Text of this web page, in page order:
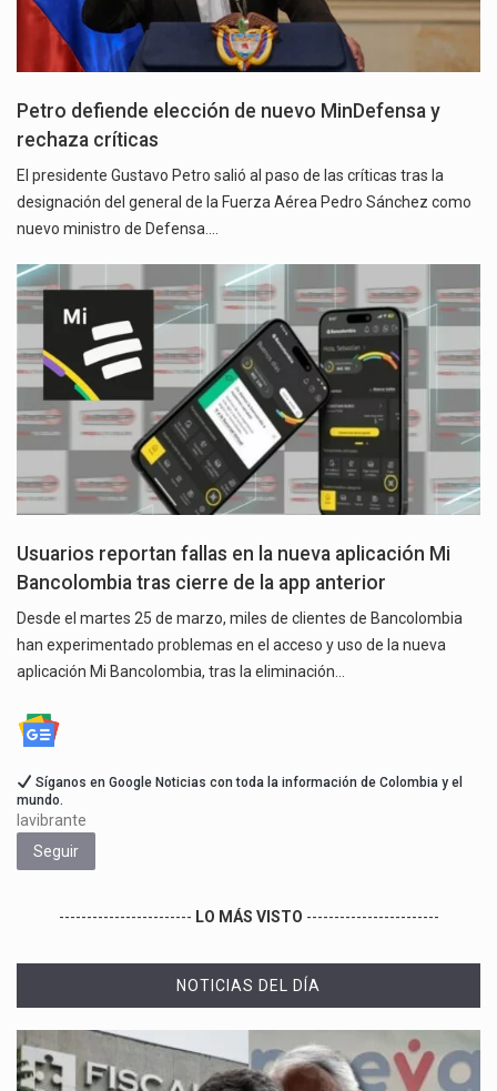
Petro defiende elección de nuevo MinDefensa y
rechaza críticas
El presidente Gustavo Petro salió al paso de las críticas tras la
designación del general de la Fuerza Aérea Pedro Sánchez como
nuevo ministro de Defensa.…
Usuarios reportan fallas en la nueva aplicación Mi
Bancolombia tras cierre de la app anterior
Desde el martes 25 de marzo, miles de clientes de Bancolombia
han experimentado problemas en el acceso y uso de la nueva
aplicación Mi Bancolombia, tras la eliminación…
Síganos en Google Noticias con toda la información de Colombia y el
mundo.
lavibrante
Seguir
------------------------ LO MÁS VISTO ------------------------
NOTICIAS DEL DÍA